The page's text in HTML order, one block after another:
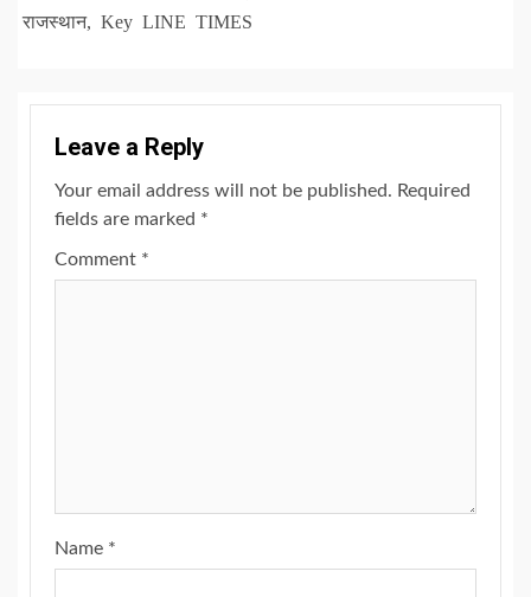
राजस्थान, Key LINE TIMES
Leave a Reply
Your email address will not be published. Required
fields are marked *
Comment *
Name *